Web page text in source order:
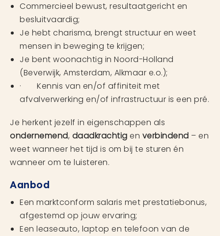
Commercieel bewust, resultaatgericht en
besluitvaardig;
Je hebt charisma, brengt structuur en weet
mensen in beweging te krijgen;
Je bent woonachtig in Noord-Holland
(Beverwijk, Amsterdam, Alkmaar e.o.);
· Kennis van en/of affiniteit met
afvalverwerking en/of infrastructuur is een pré.
Je herkent jezelf in eigenschappen als
ondernemend, daadkrachtig en verbindend – en
weet wanneer het tijd is om bij te sturen én
wanneer om te luisteren.
Aanbod
Een marktconform salaris met prestatiebonus,
afgestemd op jouw ervaring;
Een leaseauto, laptop en telefoon van de